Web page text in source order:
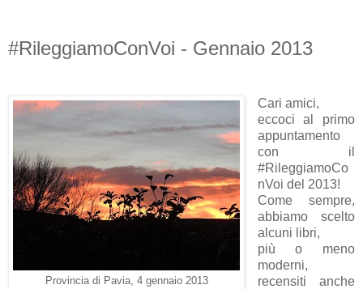
#RileggiamoConVoi - Gennaio 2013
Provincia di Pavia, 4 gennaio 2013
Cari amici,
eccoci al primo
appuntamento
con il
#RileggiamoCo
nVoi del 2013!
Come sempre,
abbiamo scelto
alcuni libri,
più o meno
moderni,
recensiti anche